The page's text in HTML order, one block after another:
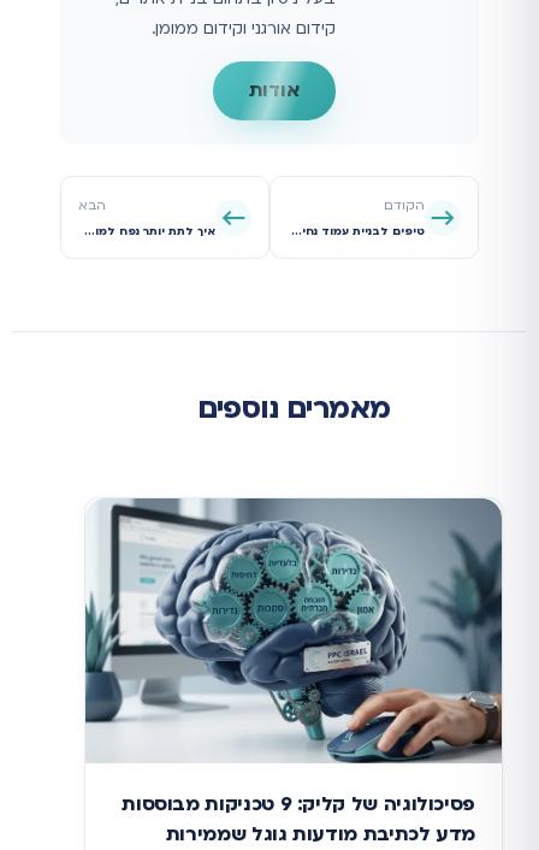
קידום אורגני וקידום ממומן.
אודות
הקודם
טיפים לבניית עמוד נחיתה ממיר
הבא
איך לתת יותר נפח למודעות שלכם בגוגל
מאמרים נוספים
פסיכולוגיה של קליק: 9 טכניקות מבוססות
מדע לכתיבת מודעות גוגל שממירות